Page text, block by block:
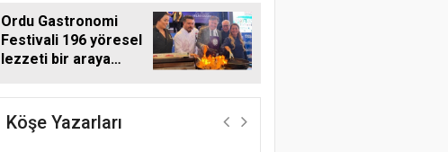
Ordu Gastronomi
Festivali 196 yöresel
lezzeti bir araya
Köşe Yazarları
Harun Göksel
Geleceğin Pamuğu:
Doğal, İzlenebilir ve